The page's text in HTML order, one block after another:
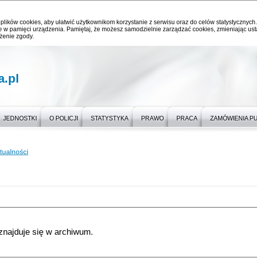
cookies, aby ułatwić użytkownikom korzystanie z serwisu oraz do celów
w pamięci urządzenia. Pamiętaj, że możesz samodzielnie zarządzać cookies, zmieniając
zgody.
JEDNOSTKI O POLICJI STATYSTYKA PRAWO PRACA ZAMÓWIENIA
się w archiwum.